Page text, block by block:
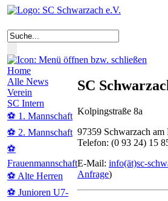
Home
Alle News
Verein
SC Intern
⚽ 1. Mannschaft
⚽ 2. Mannschaft
⚽
Frauenmannschaft
⚽ Alte Herren
⚽ Junioren U7-
SC
Kolpingstraße 8a
97359 Schwarzach
Telefon: (0 93 24) 15
E-Mail: info(ät)sc-
Anfrage)